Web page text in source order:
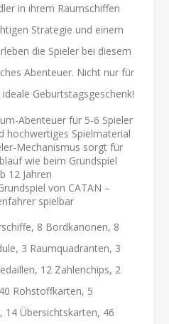
in ihrem Raumschiffen
Strategie und einem
die Spieler bei diesem
Abenteuer. Nicht nur für
Geburtstagsgeschenk!
Abenteuer für 5-6 Spieler
hochwertiges Spielmaterial
Mechanismus sorgt für
wie beim Grundspiel
12 Jahren
von CATAN –
spielbar
8 Bordkanonen, 8
3 Raumquadranten, 3
12 Zahlenchips, 2
Rohstoffkarten, 5
14 Übersichtskarten, 46